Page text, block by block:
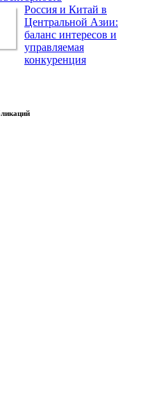
Россия и Китай в
Центральной Азии:
баланс интересов и
управляемая
конкуренция